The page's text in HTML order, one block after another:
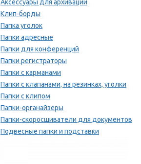
Аксессуары для архивации
Клип-борды
Папка уголок
Папки адресные
Папки для конференций
Папки регистраторы
Папки с карманами
Папки с клапанами, на резинках, уголки
Папки с клипом
Папки-органайзеры
Папки-скоросшиватели для документов
Подвесные папки и подставки